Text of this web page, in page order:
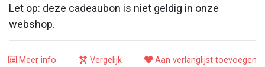
Let op: deze cadeaubon is niet geldig in onze
webshop.
Meer info Vergelijk Aan verlanglijst toevoegen